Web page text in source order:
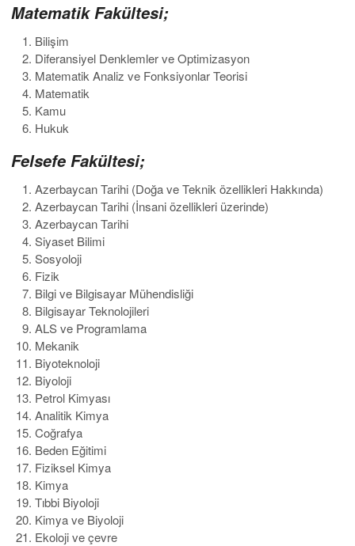
Matematik Fakültesi;
Bilişim
Diferansiyel Denklemler ve Optimizasyon
Matematik Analiz ve Fonksiyonlar Teorisi
Matematik
Kamu
Hukuk
Felsefe Fakültesi;
Azerbaycan Tarihi (Doğa ve Teknik özellikleri Hakkında)
Azerbaycan Tarihi (İnsani özellikleri üzerinde)
Azerbaycan Tarihi
Siyaset Bilimi
Sosyoloji
Fizik
Bilgi ve Bilgisayar Mühendisliği
Bilgisayar Teknolojileri
ALS ve Programlama
Mekanik
Biyoteknoloji
Biyoloji
Petrol Kimyası
Analitik Kimya
Coğrafya
Beden Eğitimi
Fiziksel Kimya
Kimya
Tıbbi Biyoloji
Kimya ve Biyoloji
Ekoloji ve çevre